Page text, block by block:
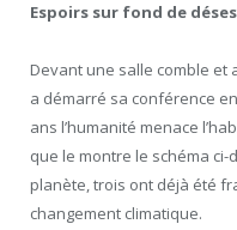
Espoirs sur fond de
Devant une salle comble et
a démarré sa conférence
ans l’humanité menace
que le montre le schéma
planète, trois ont déjà été
changement climatique.